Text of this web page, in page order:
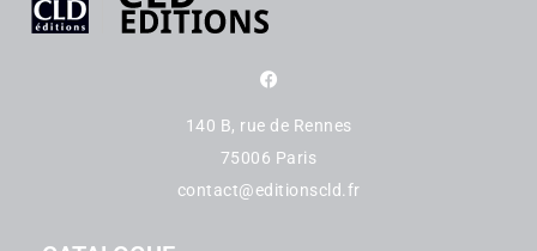
140 B, rue de Rennes
75006 Paris
contact@editionscld.fr